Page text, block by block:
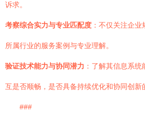
诉求。
考察综合实力与专业匹配度 ：不仅关注企
所属行业的服务案例与专业理解。
验证技术能力与协同潜力 ：了解其信息系
互是否顺畅，是否具备持续优化和协同创新
###